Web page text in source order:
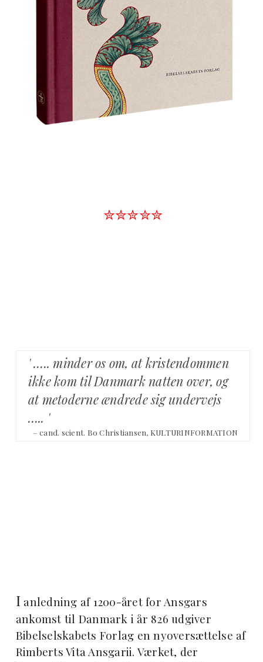
✮✮✮✮✮
' ….. minder os om, at kristendommen
ikke kom til Danmark natten over, og
at metoderne ændrede sig undervejs
….. '
– cand. scient. Bo Christiansen, KULTURINFORMATION
I anledning af 1200-året for Ansgars
ankomst til Danmark i år 826 udgiver
Bibelselskabets Forlag en nyoversættelse af
Rimberts Vita Ansgarii. Værket, der